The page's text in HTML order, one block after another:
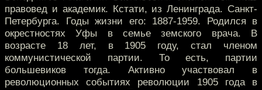
правовед и академик. Кстати, из Ленинграда. Санкт-
Петербурга. Годы жизни его: 1887-1959. Родился в
окрестностях Уфы в семье земского врача. В
возрасте 18 лет, в 1905 году, стал членом
коммунистической партии. То есть, партии
большевиков тогда. Активно участвовал в
революционных событиях революции 1905 года в